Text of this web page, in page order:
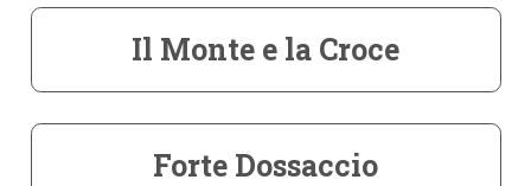
Il Monte e la Croce
Forte Dossaccio